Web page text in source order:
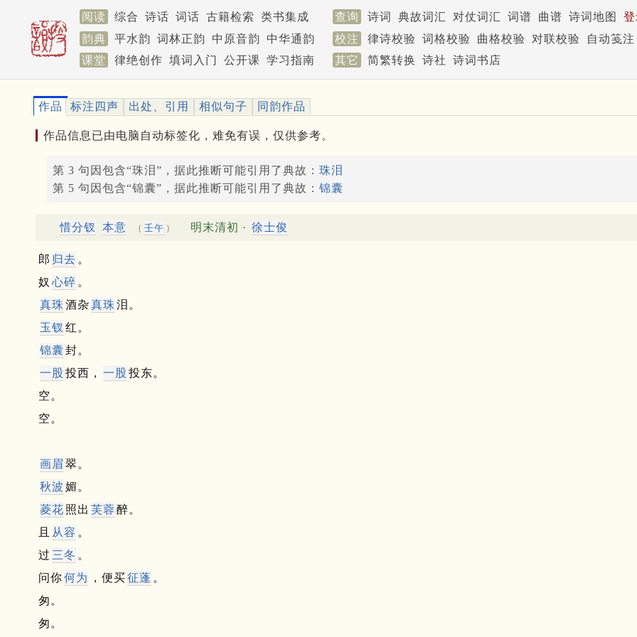
阅读 综合 诗话 词话 古籍检索 类书集成 查询 诗词 典故词汇 对仗词汇 词谱 曲谱 诗词地图
韵典
平水韵 词林正韵 中原音韵 中华通韵 校注 律诗校验 词格校验 曲格校验 对联校验
自动笺注
课堂
律绝创作 填词入门 公开课 学习指南 其它 简繁转换 诗社 诗词书店
作品 标注四声 出处、引用 相似句子 同韵作品
作品信息已由电脑自动标签化，难免有误，仅供参考。
第 3 句因包含“珠泪”，据此推断可能引用了典故： 珠泪
第 5 句因包含“锦囊”，据此推断可能引用了典故： 锦囊
惜分钗 本意 （ 壬午 ） 明末清初 · 徐士俊
郎 归去 。
奴 心碎 。
真珠 酒杂真珠 泪。
玉钗 红。
锦囊 封。
一股 投西， 一股 投东。
空。
空。
画眉 翠。
秋波 媚。
菱花 照出 芙蓉醉。
且 从容 。
过 三冬 。
问你何为 ，便买征蓬 。
匆。
匆。